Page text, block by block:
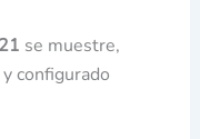
se muestre,
configurado